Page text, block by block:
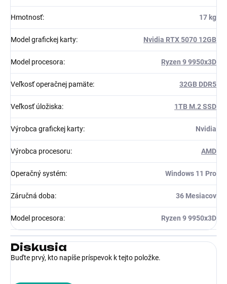
Hmotnosť: 17 kg
Model grafickej karty: Nvidia RTX 5070 12GB
Model procesora: Ryzen 9 9950x3D
Veľkosť operačnej pamäte: 32GB DDR5
Veľkosť úložiska: 1TB M.2 SSD
Výrobca grafickej karty: Nvidia
Výrobca procesoru: AMD
Operačný systém: Windows 11 Pro
Záručná doba: 36 Mesiacov
Model procesora: Ryzen 9 9950x3D
Diskusia
Buďte prvý, kto napíše príspevok k tejto položke.